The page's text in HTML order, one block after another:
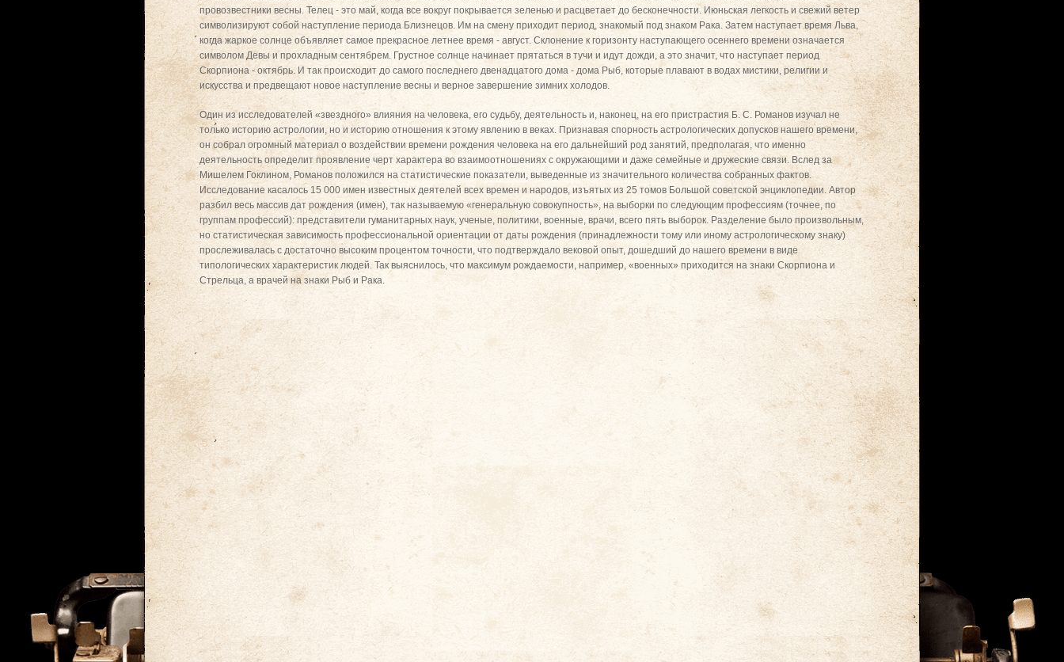
провозвестники весны. Телец - это май, когда все вокруг покрывается зеленью и расцветает до бесконечности. Июньская легкость и свежий ветер
символизируют собой наступление периода Близнецов. Им на смену приходит период, знакомый под знаком Рака. Затем наступает время Льва,
когда жаркое солнце объявляет самое прекрасное летнее время - август. Склонение к горизонту наступающего осеннего времени означается
символом Девы и прохладным сентябрем. Грустное солнце начинает прятаться в тучи и идут дожди, а это значит, что наступает период
Скорпиона - октябрь. И так происходит до самого последнего двенадцатого дома - дома Рыб, которые плавают в водах мистики, религии и
искусства и предвещают новое наступление весны и верное завершение зимних холодов.
Один из исследователей «звездного» влияния на человека, его судьбу, деятельность и, наконец, на его пристрастия Б. С. Романов изучал не
только историю астрологии, но и историю отношения к этому явлению в веках. Признавая спорность астрологических допусков нашего времени,
он собрал огромный материал о воздействии времени рождения человека на его дальнейший род занятий, предполагая, что именно
деятельность определит проявление черт характера во взаимоотношениях с окружающими и даже семейные и дружеские связи. Вслед за
Мишелем Гоклином, Романов положился на статистические показатели, выведенные из значительного количества собранных фактов.
Исследование касалось 15 000 имен известных деятелей всех времен и народов, изъятых из 25 томов Большой советской энциклопедии. Автор
разбил весь массив дат рождения (имен), так называемую «генеральную совокупность», на выборки по следующим профессиям (точнее, по
группам профессий): представители гуманитарных наук, ученые, политики, военные, врачи, всего пять выборок. Разделение было произвольным,
но статистическая зависимость профессиональной ориентации от даты рождения (принадлежности тому или иному астрологическому знаку)
прослеживалась с достаточно высоким процентом точности, что подтверждало вековой опыт, дошедший до нашего времени в виде
типологических характеристик людей. Так выяснилось, что максимум рождаемости, например, «военных» приходится на знаки Скорпиона и
Стрельца, а врачей на знаки Рыб и Рака.